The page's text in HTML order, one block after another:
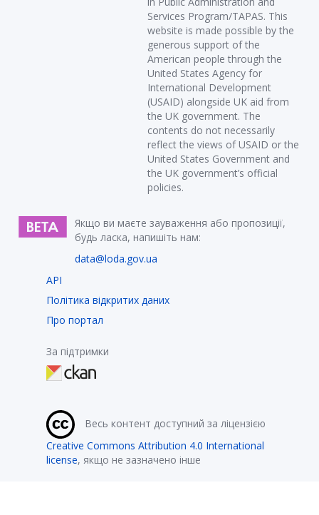
Services Program/TAPAS. This
website is made possible by the
generous support of the
American people through the
United States Agency for
International Development
(USAID) alongside UK aid from
the UK government. The
contents do not necessarily
reflect the views of USAID or the
United States Government and
the UK government’s official
policies.
Якщо ви маєте зауваження або пропозиції,
будь ласка, напишіть нам:
data@loda.gov.ua
API
Політика відкритих даних
Про портал
За підтримки
Весь контент доступний за ліцензією
Creative Commons Attribution 4.0 International
license, якщо не зазначено інше